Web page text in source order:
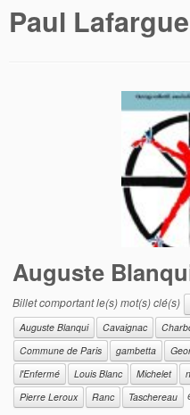
Paul Lafargue
Auguste
Billet comportant le(s) mot(s) clé(s)
Auguste Blanqui
Cavaignac
Commune de Paris
gambetta
l'Enfermé
Louis Blanc Michelet
Pierre Leroux
Ranc Taschereau